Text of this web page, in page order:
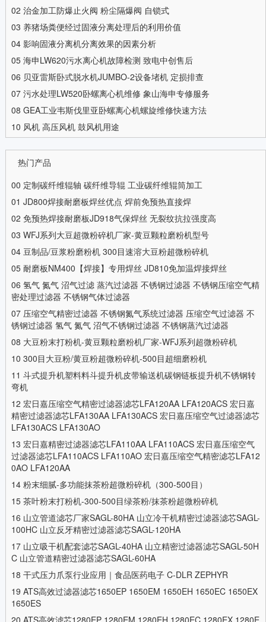
02 治金加工防爆止火阀 粉尘隔爆阀 自锁式
03 养猪场粪便经过固液分离处理后的利用价值
04 影响固液分离机分离效果的因素分析
05 海申LW620污水离心机故障检测 致电中创售后
06 贝亚雷斯卧式脱水机JUMBO-2设备堵机 定损排查
07 污水处理LW520卧螺离心机维修 象山海申专修服务
08 GEA工业韦斯伐里亚卧螺离心机螺旋维修快速方法
10 风机 高压风机 鼓风机用途
热门产品
00 定制碳纤维辊轴 碳纤维导辊 工业碳纤维辊筒加工
01 JD800焊接耐磨板焊丝优点 焊前免预热直接焊
02 免预热焊接耐磨板JD918气保焊丝 无裂纹抗拉强度高
03 WFJ系列大豆超微粉碎机厂家-黄豆颗粒磨粉机型号
04 豆制品/豆浆粉磨粉机 300目速溶大豆粉超微粉碎机
05 耐磨板NM400【焊接】专用焊丝 JD810免加温焊接焊丝
06 氢气 氮气 沼气过滤 蒸汽过滤器 不锈钢过滤器 不锈钢压缩空气精
密处理过滤器 不锈钢气体过滤器
07 压缩空气精密过滤器 不锈钢氮气系统过滤器 压缩空气过滤器 不
锈钢过滤器 氢气 氮气 沼气不锈钢过滤器 不锈钢蒸汽过滤器
08 大豆粉末打粉机-黄豆颗粒磨粉机厂家-WFJ系列超微粉碎机
10 300目大豆粉/黄豆粉超微粉碎机-500目超细磨粉机
11 斗式提升机塑料料斗提升机皮带输送机碳钢链板提升机不锈钢转
弯机
12 宏日嘉压缩空气精密过滤器滤芯LFA120AA LFA120ACS 宏日嘉
精密过滤器滤芯LFA130AA LFA130ACS 宏日嘉压缩空气过滤器滤芯
LFA130ACS LFA130AO
13 宏日嘉精密过滤器滤芯LFA110AA LFA110ACS 宏日嘉压缩空气
过滤器滤芯LFA110ACS LFA110AO 宏日嘉压缩空气精密滤芯LFA12
0AO LFA120AA
14 粉末细腻-多功能抹茶粉超微粉碎机（300-500目）
15 茶叶粉末打粉机-300-500目绿茶粉/抹茶粉超微粉碎机
16 山立管道滤芯厂家SAGL-80HA 山立冷干机精密过滤器滤芯SAGL-
100HC 山立反牙精密过滤器滤芯SAGL-120HA
17 山立吸干机配套滤芯SAGL-40HA 山立精密过滤器滤芯SAGL-50H
C 山立管道精密过滤器滤芯SAGL-60HA
18 干式压力爪泵行业应用｜食品医药电子 C-DLR ZEPHYR
19 ATS高效过滤器滤芯1650EP 1650EM 1650EH 1650EC 1650EX
1650ES
20 ATS高效滤芯1280EP 1280EM 1280EH 1280EC 1280EX 1280E